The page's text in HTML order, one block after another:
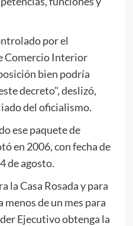
por el
Comercio Interior
bien podría
decreto", deslizó,
del oficialismo.
ese paquete de
en 2006, con fecha de
de agosto.
la Casa Rosada y para
menos de un mes para
Ejecutivo obtenga la